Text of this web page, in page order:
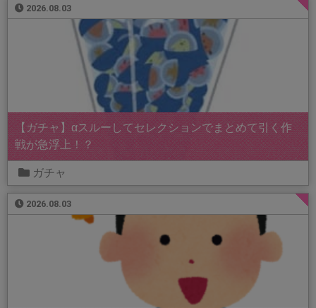
2026.08.03
【ガチャ】αスルーしてセレクションでまとめて引く作
戦が急浮上！？
ガチャ
2026.08.03